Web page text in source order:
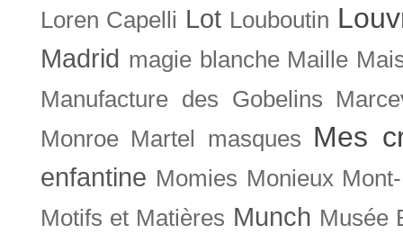
Loren Capelli Lot Louboutin
Madrid magie blanche Maille
Manufacture des Gobelins
Monroe Martel masques Mes
enfantine Momies Monieux
Motifs et Matières Munch Musée